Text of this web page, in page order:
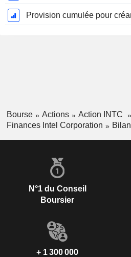
Bourse Actions
Action INTC
Finances Intel Corporation
Bilan
N°1 du Conseil
Boursier
+ 1 300 000